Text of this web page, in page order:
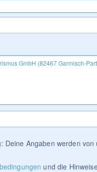
Deine Angaben werden
und die